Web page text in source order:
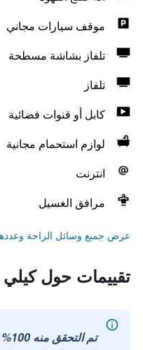
موقف سيارات مجاني
تلفاز بشاشة مسطحة
تلفاز
كابل أو قنوات فضائية
لوازم استحمام مجانية
انترنت
مرافق الغسيل
عرض جميع وسائل الراحة وعددها
تقييمات حول كيلي
تم التحقق منه 100%